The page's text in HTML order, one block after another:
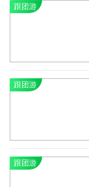
跟团游
跟团游
跟团游